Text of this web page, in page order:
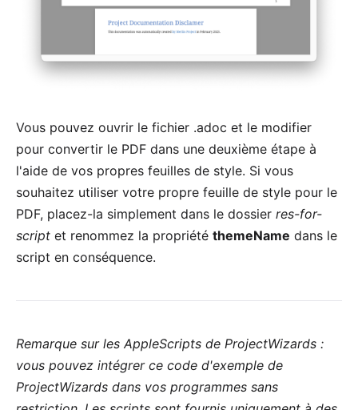
Vous pouvez ouvrir le fichier .adoc et le modifier
pour convertir le PDF dans une deuxième étape à
l'aide de vos propres feuilles de style. Si vous
souhaitez utiliser votre propre feuille de style pour le
PDF, placez-la simplement dans le dossier res-for-
script et renommez la propriété themeName dans le
script en conséquence.
Remarque sur les AppleScripts de ProjectWizards :
vous pouvez intégrer ce code d'exemple de
ProjectWizards dans vos programmes sans